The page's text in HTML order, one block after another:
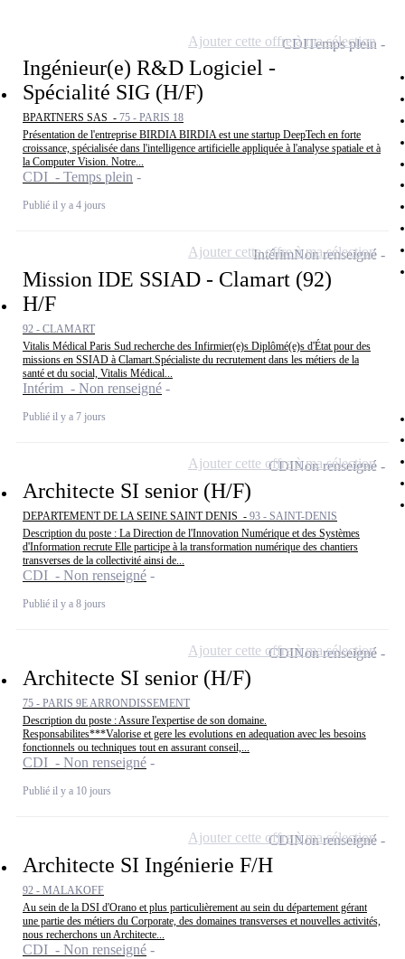
Ingénieur(e) R&D Logiciel -
Spécialité SIG (H/F)
BPARTNERS SAS - 75 - PARIS 18
Présentation de l'entreprise BIRDIA BIRDIA est une startup DeepTech en forte
croissance, spécialisée dans l'intelligence artificielle appliquée à l'analyse spatiale et à
la Computer Vision. Notre...
CDI - Temps plein
Publié il y a 4 jours
CDITemps plein
Ajouter cette offre à ma sélection
Mission IDE SSIAD - Clamart (92)
H/F
92 - CLAMART
Vitalis Médical Paris Sud recherche des Infirmier(e)s Diplômé(e)s d'État pour des
missions en SSIAD à Clamart.Spécialiste du recrutement dans les métiers de la
santé et du social, Vitalis Médical...
Intérim - Non renseigné
Publié il y a 7 jours
IntérimNon renseigné
Ajouter cette offre à ma sélection
Architecte SI senior (H/F)
DEPARTEMENT DE LA SEINE SAINT DENIS - 93 - SAINT-DENIS
Description du poste : La Direction de l'Innovation Numérique et des Systèmes
d'Information recrute Elle participe à la transformation numérique des chantiers
transverses de la collectivité ainsi de...
CDI - Non renseigné
Publié il y a 8 jours
CDINon renseigné
Ajouter cette offre à ma sélection
Architecte SI senior (H/F)
75 - PARIS 9E ARRONDISSEMENT
Description du poste : Assure l'expertise de son domaine.
Responsabilites***Valorise et gere les evolutions en adequation avec les besoins
fonctionnels ou techniques tout en assurant conseil,...
CDI - Non renseigné
Publié il y a 10 jours
CDINon renseigné
Ajouter cette offre à ma sélection
Architecte SI Ingénierie F/H
92 - MALAKOFF
Au sein de la DSI d'Orano et plus particulièrement au sein du département gérant
une partie des métiers du Corporate, des domaines transverses et nouvelles activités,
nous recherchons un Architecte...
CDI - Non renseigné
CDINon renseigné
Ajouter cette offre à ma sélection